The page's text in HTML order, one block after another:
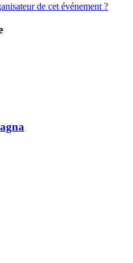
de cet événement ?